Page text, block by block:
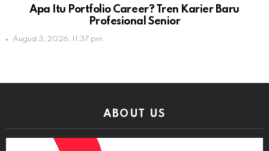
Apa Itu Portfolio Career? Tren Karier Baru
Profesional Senior
August 3, 2026, 11:37 pm
ABOUT US